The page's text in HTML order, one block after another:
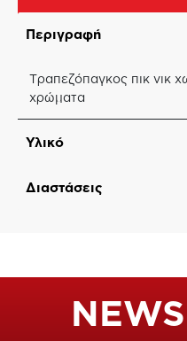
Περιγραφή
Τραπεζόπαγκος πικ νικ
χρώματα
Υλικό
Διαστάσεις